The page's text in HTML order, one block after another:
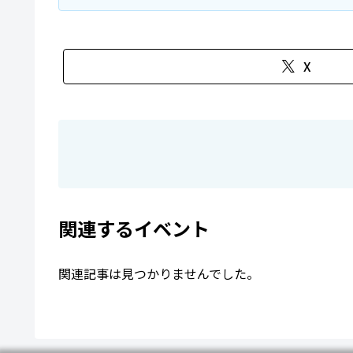
X
関連するイベント
関連記事は見つかりませんでした。